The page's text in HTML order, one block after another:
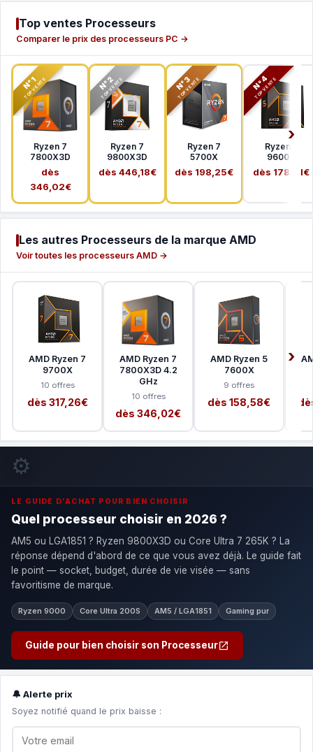
Top ventes Processeurs
Comparer le prix des processeurs PC →
N°1
TOP VENTE
Ryzen 7
7800X3D
dès
346,02€
N°2
TOP VENTE
Ryzen 7
9800X3D
dès 446,18€
N°3
TOP VENTE
Ryzen 7
5700X
dès 198,25€
N°4
TOP VENTE
Ryzen 5
9600X
dès 178,41€
Les autres Processeurs de la marque AMD
Voir toutes les processeurs AMD →
AMD Ryzen 7
9700X
10 offres
dès 317,26€
AMD Ryzen 7
7800X3D 4.2
GHz
10 offres
dès 346,02€
AMD Ryzen 5
7600X
9 offres
dès 158,58€
⚙️
LE GUIDE D'ACHAT POUR BIEN CHOISIR
Quel processeur choisir en 2026 ?
AM5 ou LGA1851 ? Ryzen 9800X3D ou Core Ultra 7 265K ? La
réponse dépend d'abord de ce que vous avez déjà. Le guide fait
le point — socket, budget, durée de vie visée — sans
favoritisme de marque.
Ryzen 9000 Core Ultra 200S AM5 / LGA1851 Gaming pur
Guide pour bien choisir son Processeur
🔔 Alerte prix
Soyez notifié quand le prix baisse :